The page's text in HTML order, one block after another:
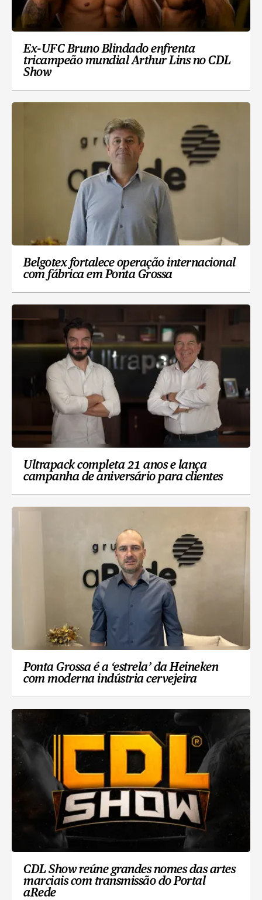
Ex-UFC Bruno Blindado enfrenta
tricampeão mundial Arthur Lins no CDL
Show
Belgotex fortalece operação internacional
com fábrica em Ponta Grossa
Ultrapack completa 21 anos e lança
campanha de aniversário para clientes
Ponta Grossa é a ‘estrela’ da Heineken
com moderna indústria cervejeira
CDL Show reúne grandes nomes das artes
marciais com transmissão do Portal
aRede